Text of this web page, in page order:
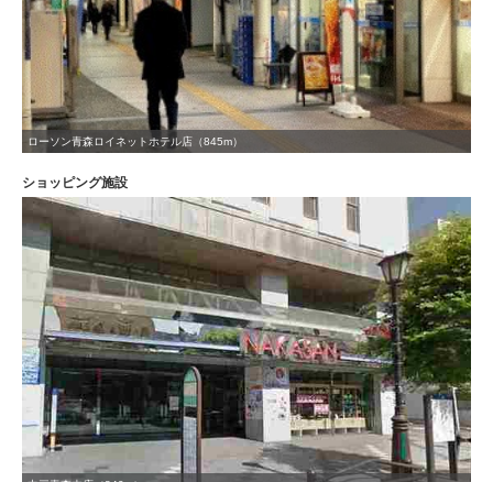
ローソン青森ロイネットホテル店（845m）
ショッピング施設